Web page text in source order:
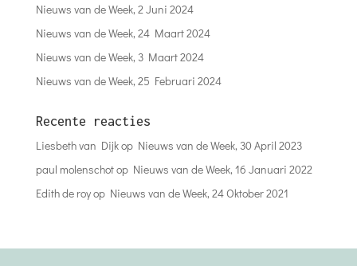
Nieuws van de Week, 2 Juni 2024
Nieuws van de Week, 24 Maart 2024
Nieuws van de Week, 3 Maart 2024
Nieuws van de Week, 25 Februari 2024
Recente reacties
Liesbeth van Dijkop Nieuws van de Week, 30 April 2023
paul molenschotop Nieuws van de Week, 16 Januari 2022
Edith de royop Nieuws van de Week, 24 Oktober 2021